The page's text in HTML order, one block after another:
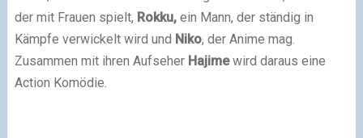
der mit Frauen spielt, Rokku,ein Mann, der ständig in
Kämpfe verwickelt wird und Niko, der Anime mag.
Zusammen mit ihren Aufseher Hajimewird daraus eine
Action Komödie.